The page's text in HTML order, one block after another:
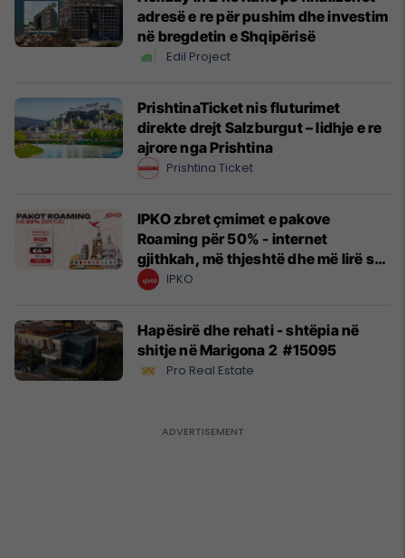
adresë e re për pushim dhe investim
në bregdetin e Shqipërisë
Edil Project
PrishtinaTicket nis fluturimet
direkte drejt Salzburgut – lidhje e re
ajrore nga Prishtina
Prishtina Ticket
IPKO zbret çmimet e pakove
Roaming për 50% - internet
gjithkah, më thjeshtë dhe më lirë se
kurrë!IPKO
Hapësirë dhe rehati - shtëpia në
shitje në Marigona 2 #15095
Pro Real Estate